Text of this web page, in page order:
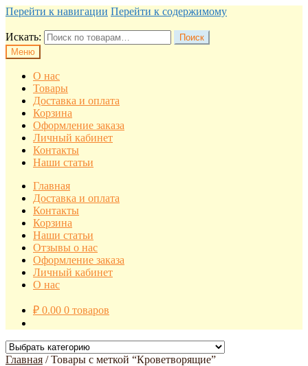
Перейти к навигации Перейти к содержимому
Искать:
Поиск
Меню
О нас
Товары
Доставка и оплата
Корзина
Оформление заказа
Личный кабинет
Контакты
Наши статьи
Главная
Доставка и оплата
Контакты
Корзина
Наши статьи
Отзывы о нас
Оформление заказа
Личный кабинет
О нас
₽ 0.00 0 товаров
Главная /Товары с меткой “Кроветворящие”